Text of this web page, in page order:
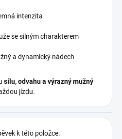
intenzita
se silným charakterem
a dynamický nádech
sílu, odvahu a výrazný mužný
jízdu.
k této položce.